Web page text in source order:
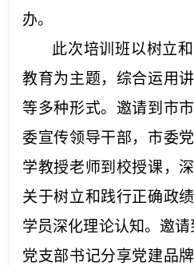
办。
此次培训班以树立
教育为主题，综合运用
等多种形式。邀请到市
委宣传领导干部，市委
学教授老师到校授课，
关于树立和践行正确政
学员深化理论认知。邀
党支部书记分享党建品